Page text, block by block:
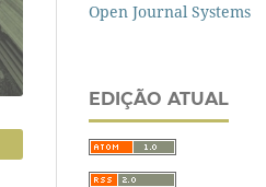
Open Journal Systems
EDIÇÃO ATUAL